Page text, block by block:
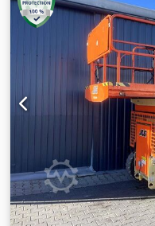
deslocamento lateral,
garantida ao maior lance!
Crjdpfszrlvfjx Ah Tof
total: 2.520 mm
Duplex com elevação
Capacidade da bateria:
2017 Válvulas
funcionamento: 1.398 h
Posicionador de garfos
externa: SL13606SP